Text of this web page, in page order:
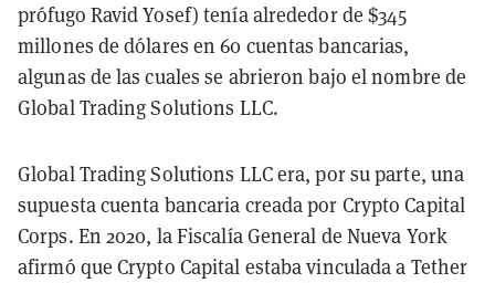
prófugo Ravid Yosef) tenía alrededor de $345
millones de dólares en 60 cuentas bancarias,
algunas de las cuales se abrieron bajo el nombre de
Global Trading Solutions LLC.
Global Trading Solutions LLC era, por su parte, una
supuesta cuenta bancaria creada por Crypto Capital
Corps. En 2020, la Fiscalía General de Nueva York
afirmó que Crypto Capital estaba vinculada a Tether